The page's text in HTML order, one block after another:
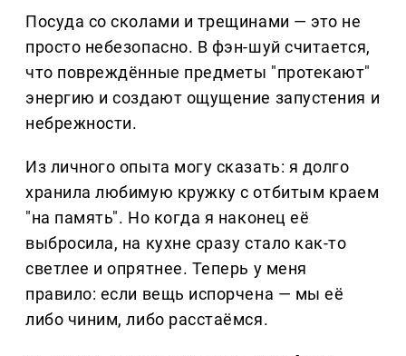
Посуда со сколами и трещинами — это не
просто небезопасно. В фэн-шуй считается,
что повреждённые предметы "протекают"
энергию и создают ощущение запустения и
небрежности.
Из личного опыта могу сказать: я долго
хранила любимую кружку с отбитым краем
"на память". Но когда я наконец её
выбросила, на кухне сразу стало как-то
светлее и опрятнее. Теперь у меня
правило: если вещь испорчена — мы её
либо чиним, либо расстаёмся.